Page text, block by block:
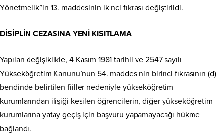
Yönetmelik”in 13. maddesinin ikinci fıkrası değiştirildi.
DİSİPLİN CEZASINA YENİ KISITLAMA
Yapılan değişiklikle, 4 Kasım 1981 tarihli ve 2547 sayılı
Yükseköğretim Kanunu’nun 54. maddesinin birinci fıkrasının (d)
bendinde belirtilen fiiller nedeniyle yükseköğretim
kurumlarından ilişiği kesilen öğrencilerin, diğer yükseköğretim
kurumlarına yatay geçiş için başvuru yapamayacağı hükme
bağlandı.